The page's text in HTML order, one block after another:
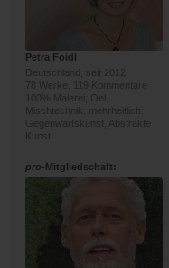
Petra Foidl
Deutschland, seit 2012
78 Werke, 119 Kommentare
100% Malerei; Oel,
Mischtechnik; mehrheitlich:
Gegenwartskunst, Abstrakte
Kunst
pro-Mitgliedschaft: